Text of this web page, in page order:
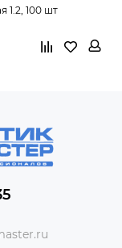
1.2, 100 шт